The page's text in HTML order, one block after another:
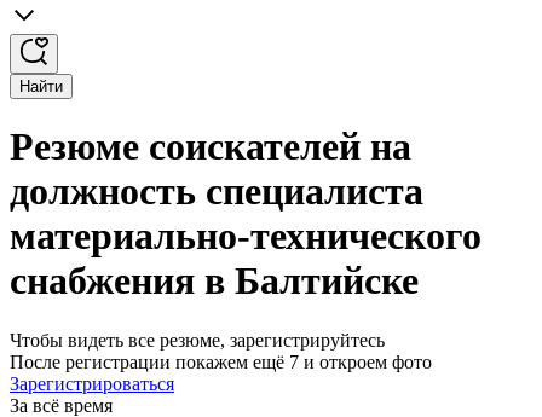
Найти
Резюме соискателей на
должность специалиста
материально-технического
снабжения в Балтийске
Чтобы видеть все резюме, зарегистрируйтесь
После регистрации покажем ещё 7 и откроем фото
Зарегистрироваться
За всё время